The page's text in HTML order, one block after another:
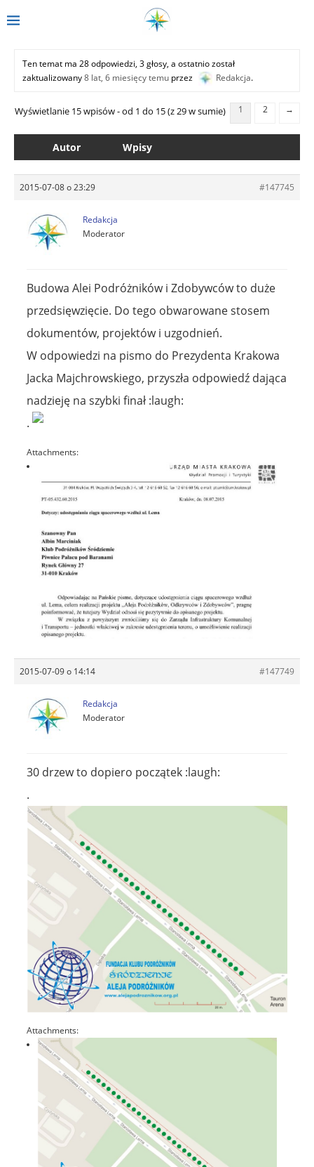
Ten temat ma 28 odpowiedzi, 3 głosy, a ostatnio został
zaktualizowany8 lat, 6 miesięcy temu przez Redakcja.
Wyświetlanie 15 wpisów - od 1 do 15 (z 29 w sumie) 1 2 →
Autor Wpisy
2015-07-08 o 23:29 #147745
Redakcja
Moderator
Budowa Alei Podróżników i Zdobywców to duże
przedsięwzięcie. Do tego obwarowane stosem
dokumentów, projektów i uzgodnień.
W odpowiedzi na pismo do Prezydenta Krakowa
Jacka Majchrowskiego, przyszła odpowiedź dająca
nadzieję na szybki finał :laugh:
.
Attachments:
2015-07-09 o 14:14 #147749
Redakcja
Moderator
30 drzew to dopiero początek :laugh:
.
Attachments: